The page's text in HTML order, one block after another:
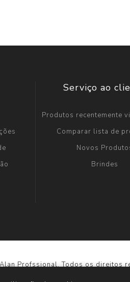
Serviço ao
Produtos recentemente
Comparar lista de
Novos
Brindes
Profssional. Todos os direitos